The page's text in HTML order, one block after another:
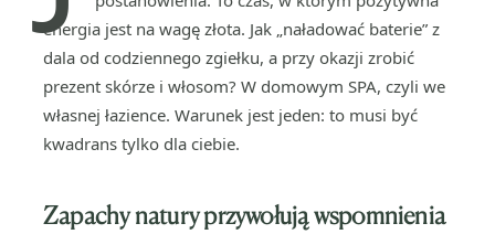
energia jest na wagę złota. Jak „naładować baterie” z
dala od codziennego zgiełku, a przy okazji zrobić
prezent skórze i włosom? W domowym SPA, czyli we
własnej łazience. Warunek jest jeden: to musi być
kwadrans tylko dla ciebie.
Zapachy natury przywołują wspomnienia